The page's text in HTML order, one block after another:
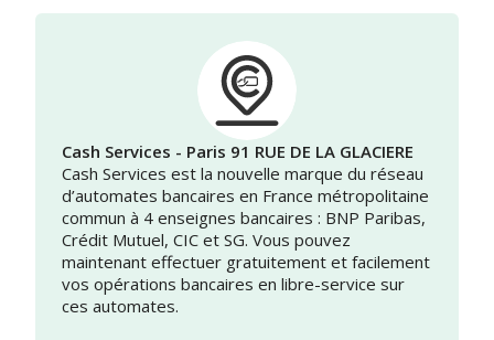
Cash Services - Paris 91 RUE DE LA GLACIERE
Cash Services est la nouvelle marque du réseau
d’automates bancaires en France métropolitaine
commun à 4 enseignes bancaires : BNP Paribas,
Crédit Mutuel, CIC et SG. Vous pouvez
maintenant effectuer gratuitement et facilement
vos opérations bancaires en libre-service sur
ces automates.